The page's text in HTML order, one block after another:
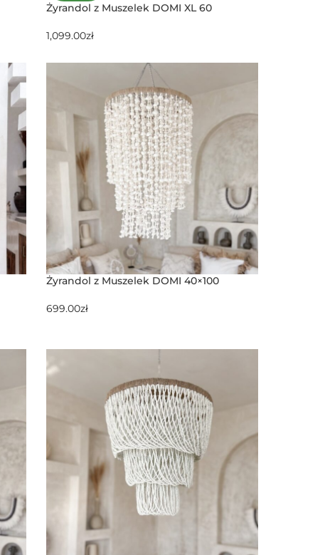
Żyrandol z Muszelek DOMI XL 60
1,099.00zł
Żyrandol z Muszelek DOMI 40×100
699.00zł